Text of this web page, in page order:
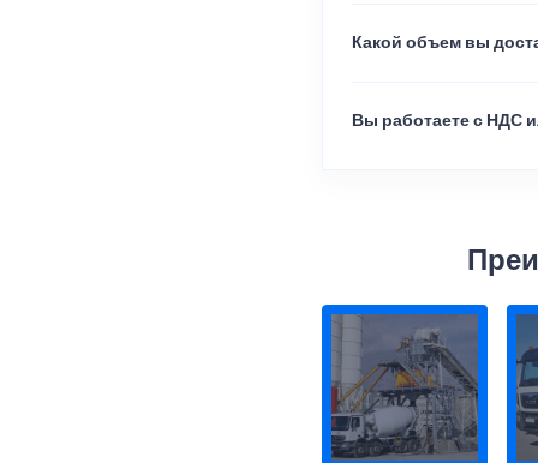
Какой объем вы
Вы работаете с НДС